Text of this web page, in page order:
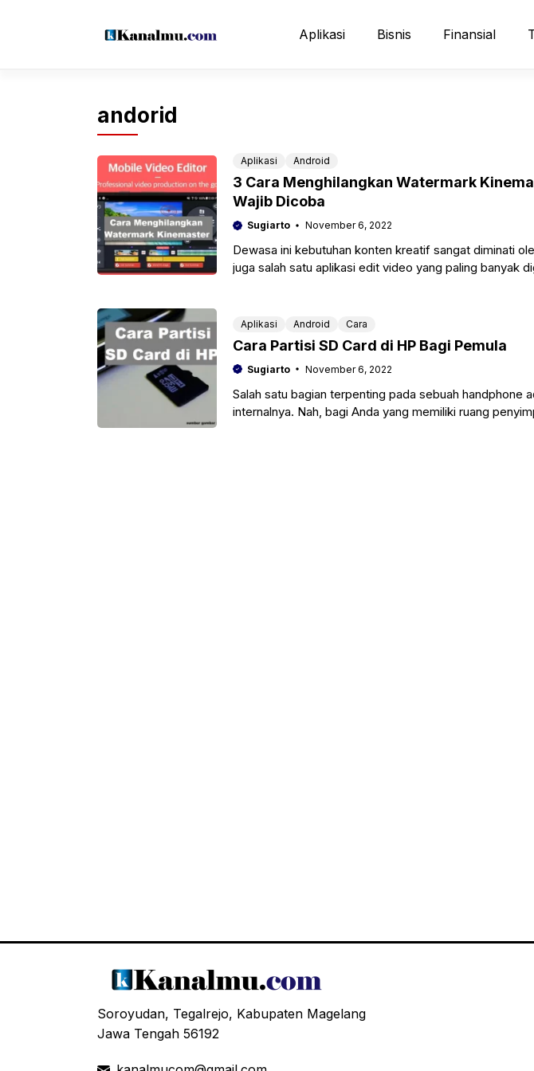
Aplikasi Bisnis Finansial
andorid
Aplikasi Android
3 Cara Menghilangkan Watermark
Wajib Dicoba
Sugiarto November 6, 2022
Dewasa ini kebutuhan konten kreatif sangat diminati
juga salah satu aplikasi edit video yang paling banyak
Aplikasi Android Cara
Cara Partisi SD Card di HP Bagi Pemula
Sugiarto November 6, 2022
Salah satu bagian terpenting pada sebuah handphone
internalnya. Nah, bagi Anda yang memiliki ruang
Soroyudan, Tegalrejo, Kabupaten Magelang
Jawa Tengah 56192